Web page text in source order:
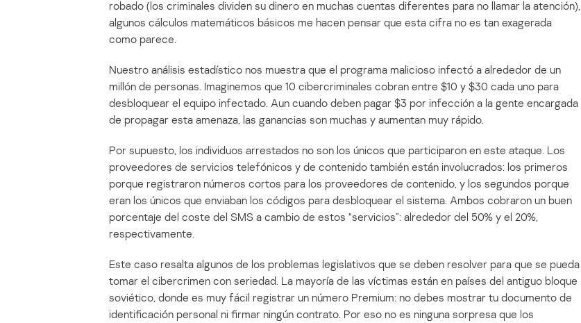
robado (los criminales dividen su dinero en muchas cuentas diferentes para no llamar la atención),
algunos cálculos matemáticos básicos me hacen pensar que esta cifra no es tan exagerada
como parece.
Nuestro análisis estadístico nos muestra que el programa malicioso infectó a alrededor de un
millón de personas. Imaginemos que 10 cibercriminales cobran entre $10 y $30 cada uno para
desbloquear el equipo infectado. Aun cuando deben pagar $3 por infección a la gente encargada
de propagar esta amenaza, las ganancias son muchas y aumentan muy rápido.
Por supuesto, los individuos arrestados no son los únicos que participaron en este ataque. Los
proveedores de servicios telefónicos y de contenido también están involucrados: los primeros
porque registraron números cortos para los proveedores de contenido, y los segundos porque
eran los únicos que enviaban los códigos para desbloquear el sistema. Ambos cobraron un buen
porcentaje del coste del SMS a cambio de estos “servicios”: alrededor del 50% y el 20%,
respectivamente.
Este caso resalta algunos de los problemas legislativos que se deben resolver para que se pueda
tomar el cibercrimen con seriedad. La mayoría de las víctimas están en países del antiguo bloque
soviético, donde es muy fácil registrar un número Premium: no debes mostrar tu documento de
identificación personal ni firmar ningún contrato. Por eso no es ninguna sorpresa que los